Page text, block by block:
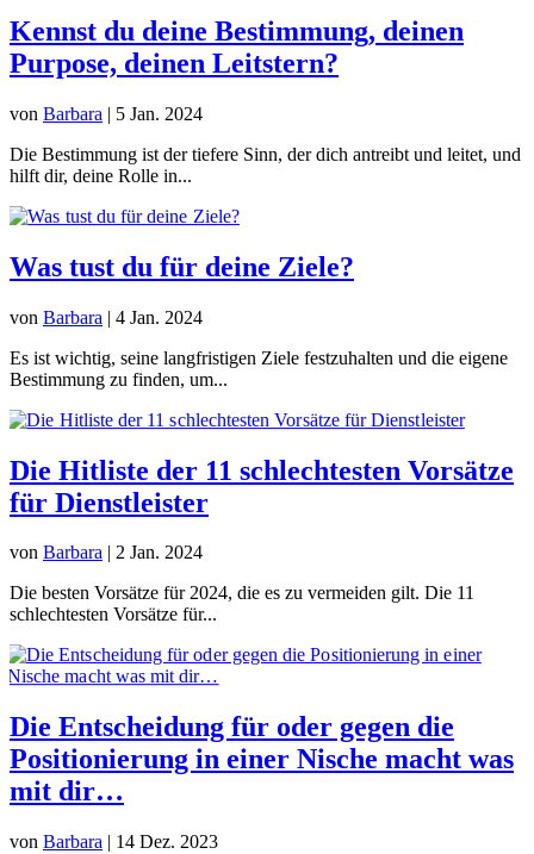
Kennst du deine Bestimmung, deinen
Purpose, deinen Leitstern?
von Barbara | 5 Jan. 2024
Die Bestimmung ist der tiefere Sinn, der dich antreibt und leitet, und
hilft dir, deine Rolle in...
Was tust du für deine Ziele?
von Barbara | 4 Jan. 2024
Es ist wichtig, seine langfristigen Ziele festzuhalten und die eigene
Bestimmung zu finden, um...
Die Hitliste der 11 schlechtesten Vorsätze
für Dienstleister
von Barbara
2 Jan. 2024
Die besten Vorsätze für 2024, die es zu vermeiden gilt. Die 11
schlechtesten Vorsätze für...
Die Entscheidung für oder gegen die
Positionierung in einer Nische macht was
mit dir…
von Barbara | 14 Dez. 2023